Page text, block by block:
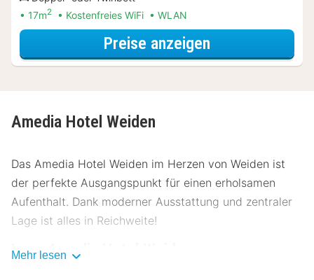
17m2 Kostenfreies WiFi WLAN
Preise anzeigen
Amedia Hotel Weiden
Das Amedia Hotel Weiden im Herzen von Weiden ist
der perfekte Ausgangspunkt für einen erholsamen
Aufenthalt. Dank moderner Ausstattung und zentraler
Lage ist alles in Reichweite!
Lage Amedia Hotel Weiden
Mehr lesen